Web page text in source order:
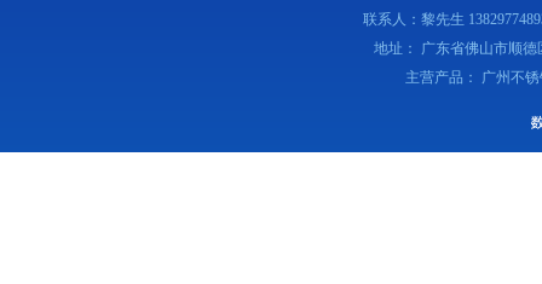
联系人：黎先生
地址： 广东省佛山市顺
主营产品： 广州不